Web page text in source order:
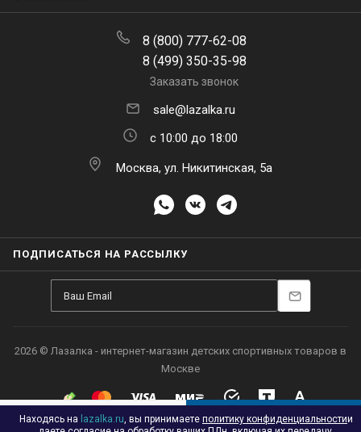
8 (800) 777-62-08
8 (499) 350-35-98
Заказать звонок
sale@lazalka.ru
с 10:00 до 18:00
Москва, ул. Никитинская, 5а
ПОДПИСАТЬСЯ НА РАССЫЛКУ
2026 © Лазалка - интернет-магазин детских спортивных товаров в
Москве
Находясь на
даете согласие на обработку ваших ПДн, включая их передачу.
Акции Корзина Контакты Сравнение Избранные